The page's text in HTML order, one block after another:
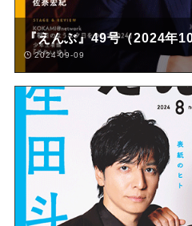
『えんぶ』49号（2024年
2024-09-09